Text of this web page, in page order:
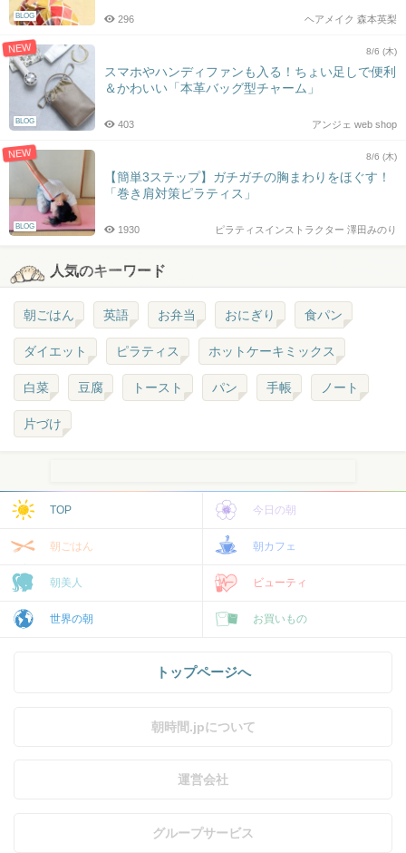
BLOG ヘアメイク 森本英梨
296
NEW
BLOG
8/6 (木)
スマホやハンディファンも入る！ちょい足しで便利
＆かわいい「本革バッグ型チャーム」
アンジェ web shop
403
NEW
BLOG
8/6 (木)
【簡単3ステップ】ガチガチの胸まわりをほぐす！
「巻き肩対策ピラティス」
ピラティスインストラクター 澤田みのり
1930
人気のキーワード
朝ごはん 英語 お弁当 おにぎり 食パン
ダイエット ピラティス ホットケーキミックス
白菜 豆腐 トースト パン 手帳 ノート
片づけ
TOP 今日の朝
朝ごはん 朝カフェ
朝美人 ビューティ
世界の朝 お買いもの
トップページへ
朝時間.jpについて
運営会社
グループサービス